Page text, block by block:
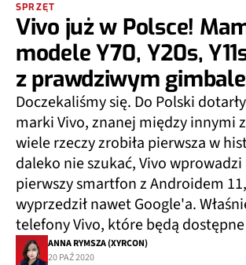
SPRZĘT
Vivo już w Polsce!
modele Y70, Y20s,
z prawdziwym
Doczekaliśmy się. Do Polski
marki Vivo, znanej między innymi
wiele rzeczy zrobiła pierwsza w
daleko nie szukać, Vivo
pierwszy smartfon z Androidem
wyprzedził nawet Google'a.
telefony Vivo, które będą dostępne
ANNA RYMSZA (XYRCON)
20 PAŹ 2020